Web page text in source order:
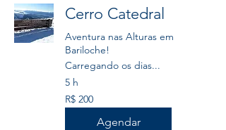
Cerro Catedral
Aventura nas Alturas em
Bariloche!
Carregando os dias...
5 h
200
Reais
brasileiros
R$ 200
Agendar